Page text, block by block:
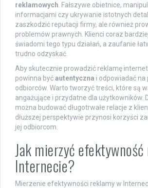
reklamowych . Fałszywe obietnice,
informacjami czy ukrywanie istotnych
zaszkodzić reputacji firmy, ale również
problemów prawnych. Klienci coraz
świadomi tego typu działań, a zaufanie
trudno odzyskać.
Aby skutecznie prowadzić reklamę
powinna byćautentyczna i odpowiadać
odbiorców. Warto tworzyć treści, które są
angażujące i przydatne dla użytkowników.
można budować długotrwałe relacje z
dłuższej perspektywie przynosi korzyści
jej odbiorcom.
Jak mierzyć
Internecie?
Mierzenie efektywności reklamy w